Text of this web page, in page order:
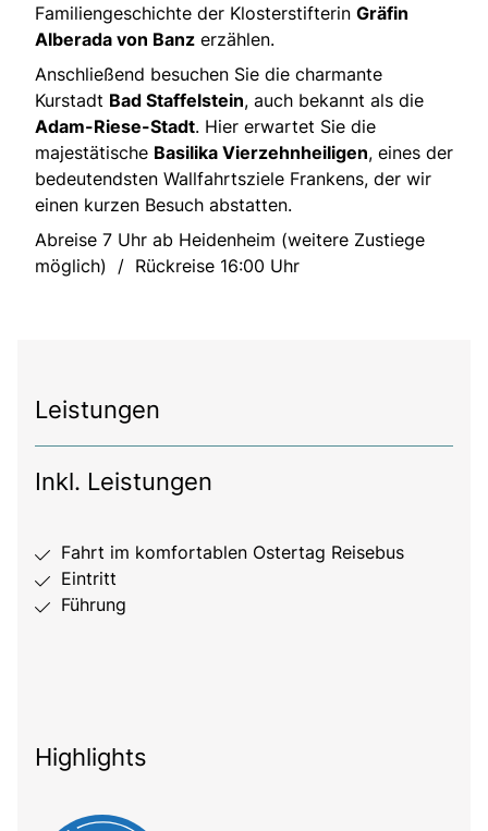
Familiengeschichte der Klosterstifterin Gräfin
Alberada von Banz erzählen.
Anschließend besuchen Sie die charmante
Kurstadt Bad Staffelstein, auch bekannt als die
Adam-Riese-Stadt. Hier erwartet Sie die
majestätische Basilika Vierzehnheiligen, eines der
bedeutendsten Wallfahrtsziele Frankens, der wir
einen kurzen Besuch abstatten.
Abreise 7 Uhr ab Heidenheim (weitere Zustiege
möglich) / Rückreise 16:00 Uhr
Leistungen
Inkl. Leistungen
Fahrt im komfortablen Ostertag Reisebus
Eintritt
Führung
Highlights